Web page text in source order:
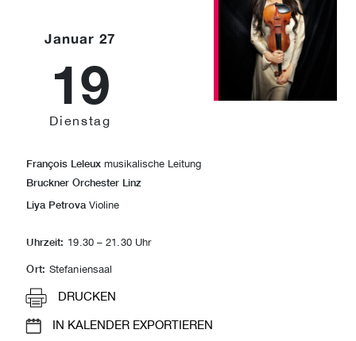
Januar 27
19
Dienstag
François Leleux musikalische Leitung
Bruckner Orchester Linz
Liya Petrova Violine
Uhrzeit: 19.30 – 21.30 Uhr
Ort: Stefaniensaal
DRUCKEN
IN KALENDER EXPORTIEREN